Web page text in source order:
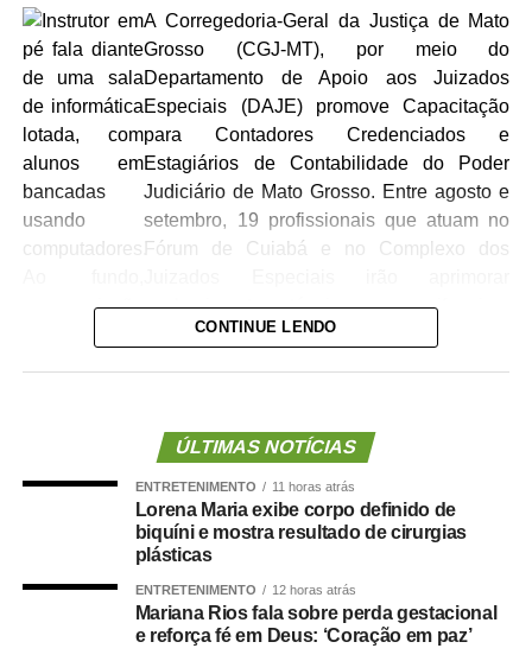
A Corregedoria-Geral da Justiça de Mato
Grosso (CGJ-MT), por meio do
Departamento de Apoio aos Juizados
Especiais (DAJE) promove Capacitação
para Contadores Credenciados e
Estagiários de Contabilidade do Poder
Judiciário de Mato Grosso. Entre agosto e
setembro, 19 profissionais que atuam no
Fórum de Cuiabá e no Complexo dos
conhecimento técnico e uniformizar
procedimentos na busca por uma melhor
setembro e conta com 11 encontros presencias que
dos Servidores do Poder Judiciário, em Cuiabá. Com
carga horária de 66 horas, a capacitação está sendo
ministrada pelos instrutores internos: Carlos José
Rodrigues, Deniz Pedroso de Almeida, Rosivaldo
Guimarães, Angélica Vilalva Guimarães e a diretora do
DAJE, Shusiene Tassinari Machado.
CONTINUE LENDO
ÚLTIMAS NOTÍCIAS
ENTRETENIMENTO 11 horas atrás
Lorena Maria exibe corpo definido de
biquíni e mostra resultado de cirurgias
plásticas
ENTRETENIMENTO 12 horas atrás
Mariana Rios fala sobre perda gestacional
e reforça fé em Deus: ‘Coração em paz’